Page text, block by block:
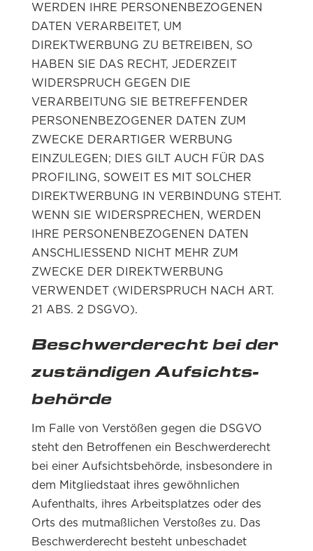
WERDEN IHRE PERSONENBEZOGENEN
DATEN VERARBEITET, UM
DIREKTWERBUNG ZU BETREIBEN, SO
HABEN SIE DAS RECHT, JEDERZEIT
WIDERSPRUCH GEGEN DIE
VERARBEITUNG SIE BETREFFENDER
PERSONENBEZOGENER DATEN ZUM
ZWECKE DERARTIGER WERBUNG
EINZULEGEN; DIES GILT AUCH FÜR DAS
PROFILING, SOWEIT ES MIT SOLCHER
DIREKTWERBUNG IN VERBINDUNG STEHT.
WENN SIE WIDERSPRECHEN, WERDEN
IHRE PERSONENBEZOGENEN DATEN
ANSCHLIESSEND NICHT MEHR ZUM
ZWECKE DER DIREKTWERBUNG
VERWENDET (WIDERSPRUCH NACH ART.
21 ABS. 2 DSGVO).
Beschwerde­recht bei der
zuständigen Aufsichts­
behörde
Im Falle von Verstößen gegen die DSGVO
steht den Betroffenen ein Beschwerderecht
bei einer Aufsichtsbehörde, insbesondere in
dem Mitgliedstaat ihres gewöhnlichen
Aufenthalts, ihres Arbeitsplatzes oder des
Orts des mutmaßlichen Verstoßes zu. Das
Beschwerderecht besteht unbeschadet